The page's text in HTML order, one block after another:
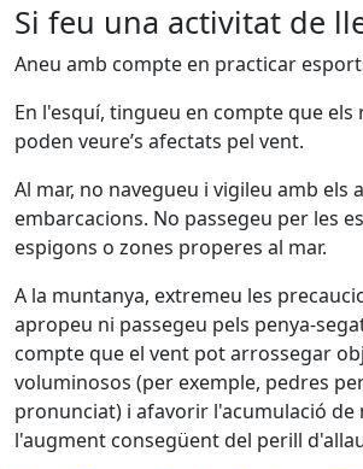
Si feu una activitat de
Aneu amb compte en practicar
En l'esquí, tingueu en compte que
poden veure’s afectats pel vent.
Al mar, no navegueu i vigileu amb els
embarcacions. No passegeu per les
espigons o zones properes al mar.
A la muntanya, extremeu les
apropeu ni passegeu pels penya-
compte que el vent pot arrossegar
voluminosos (per exemple, pedres
pronunciat) i afavorir l'acumulació de
l'augment consegüent del perill